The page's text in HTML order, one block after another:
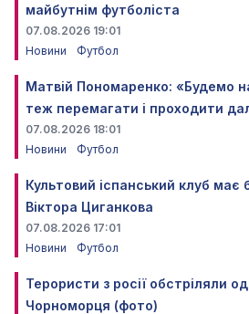
майбутнім футболіста
07.08.2026 19:01
Новини
Футбол
Матвій Пономаренко: «Будемо
теж перемагати і проходити
07.08.2026 18:01
Новини
Футбол
Культовий іспанський клуб має
Віктора Циганкова
07.08.2026 17:01
Новини
Футбол
Терористи з росії обстріляли
Чорноморця (фото)